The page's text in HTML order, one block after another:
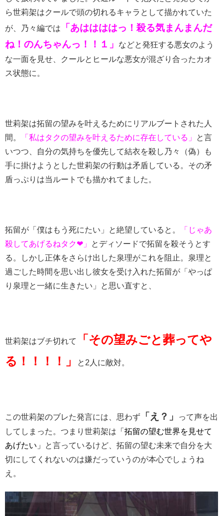
ら世莉架はクールで頭の切れるキャラとして描かれていた
が、乃々編では
「あははははっ！殺る気まんまんだ
ね！のんちゃんっ！！１」
などと発狂する悪女のよう
な一面を見せ、クールとヒールな悪女が混ざり合ったカオ
ス状態に。
世莉架は拓留の望みを叶えるためにリアルブートされた人
間。
「私はタクの望みを叶えるために存在している」
と言
いつつ、自分の気持ちを優先して結衣を殺し乃々（偽）も
手に掛けようとした世莉架の行動は矛盾している。その矛
盾っぷりは当ルートでも描かれてました。
拓留が「僕はもう死にたい」と絶望していると。
「じゃあ
殺してあげるねタク❤」
とディソードで拓留を殺そうとす
る。しかし正体をさらけ出した泉理がこれを阻止。泉理と
過ごした時間を思い出し彼女を受け入れた拓留が「やっぱ
り泉理と一緒に生きたい」と思い直すと、
世莉架はブチ切れて
「その望みごと葬ってや
る！！！！」
と2人に敵対。
この世莉架のブレた発言には、思わず 「え？」
って声を出
してしまった。つまり世莉架は 「拓留の望む世界を見せて
あげたい」
と言っているけど、拓留の望む未来で自分を大
切にしてくれないのは嫌だっていうのが本心でしょうね
え。